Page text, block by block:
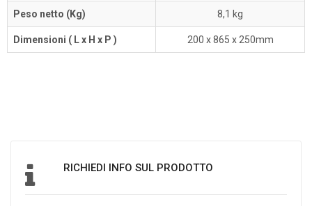
Peso netto (Kg) 8,1 kg
Dimensioni ( L x H x P ) 200 x 865 x 250mm
RICHIEDI INFO SUL PRODOTTO